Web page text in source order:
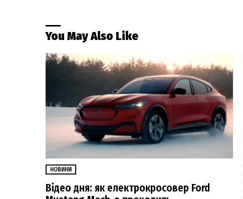
You May Also Like
НОВИНИ
Відео дня: як електрокросовер Ford